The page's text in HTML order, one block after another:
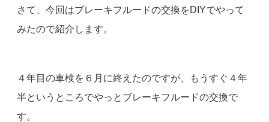
さて、今回はブレーキフルードの交換をDIYでやって
みたので紹介します。
４年目の車検を６月に終えたのですが、もうすぐ４年
半というところでやっとブレーキフルードの交換で
す。